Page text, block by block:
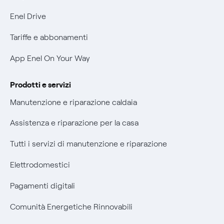
Phishing e truffe online
Verifica chi ti ha chiamato
Agevolazione utenti con disabilità per offerte Fibra
Enel Drive
Tariffe e abbonamenti
App Enel On Your Way
Prodotti e servizi
Manutenzione e riparazione caldaia
Assistenza e riparazione per la casa
Tutti i servizi di manutenzione e riparazione
Elettrodomestici
Pagamenti digitali
Comunità Energetiche Rinnovabili